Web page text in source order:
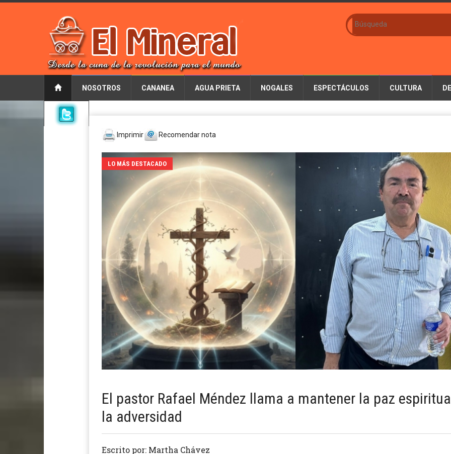
NOSOTROS CANANEA AGUA PRIETA NOGALES ESPECTÁCULOS CULTURA
Imprimir Recomendar nota
LO MÁS DESTACADO
El pastor Rafael Méndez llama a mantener la paz
la adversidad
Escrito por: Martha Chávez